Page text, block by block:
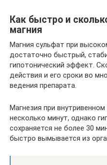
Как быстро и
магния
Магния сульфат при
достаточно быстрый,
гипотонический эффект.
действия и его сроки во
ведения препарата.
Магнезия при
несколько минут, однако
сохраняется не более 30
быстро вымывается из